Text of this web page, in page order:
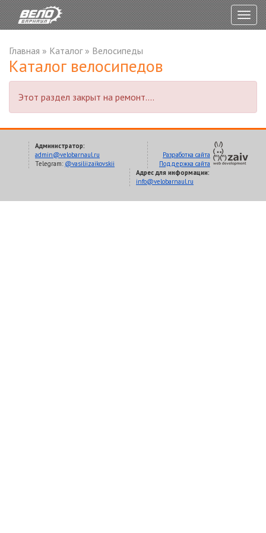
Главная » Каталог» Велосипеды
Каталог велосипедов
Этот раздел закрыт на ремонт....
Разработка сайта
Поддержка сайта
Администратор:
admin@velobarnaul.ru
Telegram: @vasiliizaikovskii
Адрес для информации:
info@velobarnaul.ru